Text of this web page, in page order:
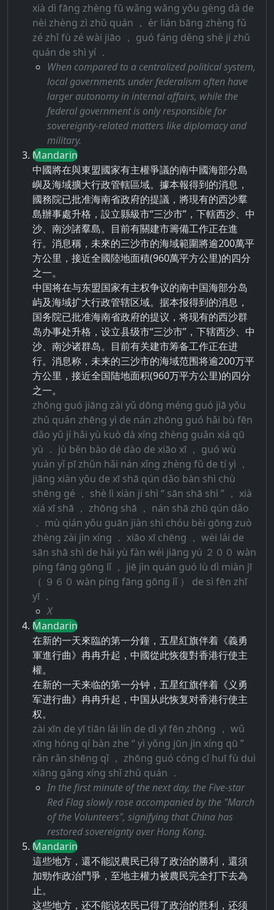
xià dì fāng zhèng fǔ wǎng wǎng yǒu gèng dà de
nèi zhèng zì zhǔ quán ， ér lián bāng zhèng fǔ
zé zhǐ fù zé wài jiāo ， guó fáng děng shè jí zhǔ
quán de shì yí ．
When compared to a centralized political system,
local governments under federalism often have
larger autonomy in internal affairs, while the
federal government is only responsible for
sovereignty-related matters like diplomacy and
military.
Mandarin
中國將在與東盟國家有主權爭議的南中國海部分島
嶼及海域擴大行政管轄區域。據本報得到的消息，
國務院已批准海南省政府的提議，將現有的西沙羣
島辦事處升格，設立縣級市“三沙市”，下轄西沙、中
沙、南沙諸羣島。目前有關建市籌備工作正在進
行。消息稱，未來的三沙市的海域範圍將逾200萬平
方公里，接近全國陸地面積(960萬平方公里)的四分
之一。
中国将在与东盟国家有主权争议的南中国海部分岛
屿及海域扩大行政管辖区域。据本报得到的消息，
国务院已批准海南省政府的提议，将现有的西沙群
岛办事处升格，设立县级市“三沙市”，下辖西沙、中
沙、南沙诸群岛。目前有关建市筹备工作正在进
行。消息称，未来的三沙市的海域范围将逾200万平
方公里，接近全国陆地面积(960万平方公里)的四分
之一。
zhōng guó jiāng zài yǔ dōng méng guó jiā yǒu
zhǔ quán zhēng yì de nán zhōng guó hǎi bù fēn
dǎo yǔ jí hǎi yù kuò dà xíng zhèng guǎn xiá qū
yù ． jù běn bào dé dào de xiāo xī ， guó wù
yuàn yǐ pī zhǔn hǎi nán xǐng zhèng fǔ de tí yì ，
jiāng xiàn yǒu de xī shā qún dǎo bàn shì chù
shēng gé ， shè lì xiàn jí shì “ sān shā shì ” ， xià
xiá xī shā ， zhōng shā ， nán shā zhū qún dǎo
． mù qián yǒu guān jiàn shì chóu bèi gōng zuò
zhèng zài jìn xíng ． xiāo xī chēng ， wèi lái de
sān shā shì de hǎi yù fàn wéi jiāng yú ２００ wàn
píng fāng gōng lǐ ， jiē jìn quán guó lù dì miàn jī
（ ９６０ wàn píng fāng gōng lǐ ） de sì fēn zhī
yī ．
X
Mandarin
在新的一天來臨的第一分鐘，五星紅旗伴着《義勇
軍進行曲》冉冉升起，中國從此恢復對香港行使主
權。
在新的一天来临的第一分钟，五星红旗伴着《义勇
军进行曲》冉冉升起，中国从此恢复对香港行使主
权。
zài xīn de yī tiān lái lín de dì yī fēn zhōng ， wǔ
xīng hóng qí bàn zhe “ yì yǒng jūn jìn xíng qū ”
rǎn rǎn shēng qǐ ， zhōng guó cóng cǐ huī fù duì
xiāng gǎng xíng shǐ zhǔ quán ．
In the first minute of the next day, the Five-star
Red Flag slowly rose accompanied by the "March
of the Volunteers", signifying that China has
restored sovereignty over Hong Kong.
Mandarin
這些地方，還不能説農民已得了政治的勝利，還須
加勁作政治鬥爭，至地主權力被農民完全打下去為
止。
这些地方，还不能说农民已得了政治的胜利，还须